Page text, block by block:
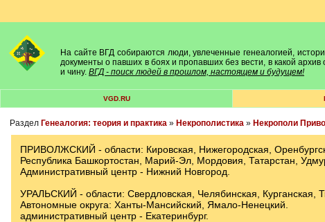
На сайте ВГД собираются люди, увлеченные генеалогией,
документы о павших в боях и пропавших без вести, в какой
и чину. ВГД - поиск людей в прошлом, настоящем и будущем!
VGD.RU
Раздел Генеалогия: теория и практика» Некрополистика» Некрополи
ПРИВОЛЖСКИЙ - области: Кировская, Нижегородская,
Республика Башкортостан, Марий-Эл, Мордовия, Татарстан,
Административный центр - Нижний Новгород.
УРАЛЬСКИЙ - области: Свердловская, Челябинская, Курганская,
Автономные округа: Ханты-Мансийский, Ямало-Ненецкий.
административный центр - Екатеринбург.